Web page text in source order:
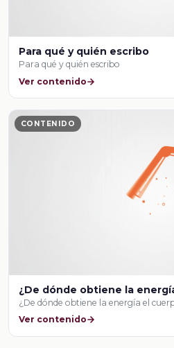
Para qué y quién escribo
Para qué y quién escribo
Ver contenido
CONTENIDO
¿De dónde obtiene la
¿De dónde obtiene la energía el
Ver contenido